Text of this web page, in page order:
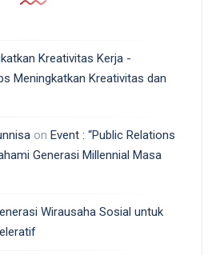
Kreativitas Kerja -
Meningkatkan Kreativitas dan
on Event : “Public Relations
Generasi Millennial Masa
Wirausaha Sosial untuk